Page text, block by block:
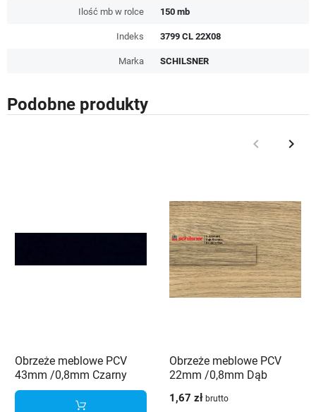
Ilość mb w rolce 150 mb
Indeks 3799 CL 22X08
Marka SCHILSNER
Podobne produkty
Poprzedni
keyboard_arrow_left keyboard_arrow_right
Obrzeże meblowe PCV
43mm /0,8mm Czarny
190 SE Schilsner
Obrzeże meblowe PCV
22mm /0,8mm Dąb
Schilsner
1,67 zł brutto